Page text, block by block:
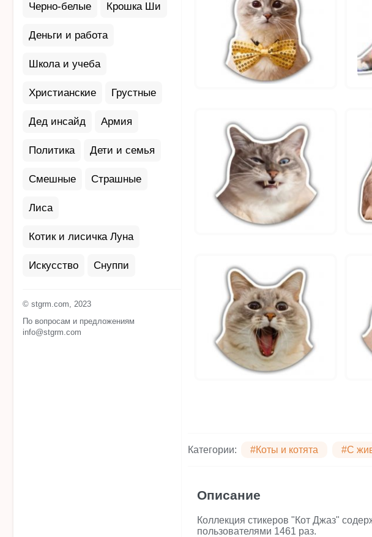
Черно-белые Крошка Ши
Деньги и работа
Школа и учеба
Христианские Грустные
Дед инсайд Армия
Политика Дети и семья
Смешные Страшные
Лиса
Котик и лисичка Луна
Искусство Снуппи
© stgrm.com, 2023
По вопросам и предложениям
info@stgrm.com
Категории: #Коты и котята #С
Описание
Коллекция стикеров "Кот Джаз"
пользователями 1461 раз.